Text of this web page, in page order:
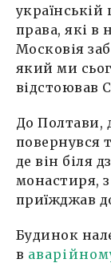
українській
права, які в
Московія
який ми
відстоював
До Полтави,
повернувся
де він біля
монастиря, з
приїжджав
Будинок
в